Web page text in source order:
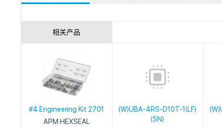
相关产品
#4 Engineering Kit 2701
APM HEXSEAL
(W)UBA-4RS-D10T-1(LF)
(SN)